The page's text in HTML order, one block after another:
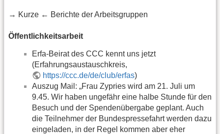
→ Kurze ← Berichte der Arbeitsgruppen
Öffentlichkeitsarbeit
Erfa-Beirat des CCC kennt uns jetzt
(Erfahrungsaustauschkreis,
https://ccc.de/de/club/erfas)
Auszug Mail: „Frau Zypries wird am 21. Juli um
9.45. Wir haben ungefähr eine halbe Stunde für den
Besuch und der Spendenübergabe geplant. Auch
die Teilnehmer der Bundespressefahrt werden dazu
eingeladen, in der Regel kommen aber eher